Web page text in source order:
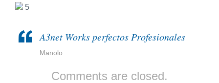
5
A3net Works perfectos Profesionales
Manolo
Comments are closed.